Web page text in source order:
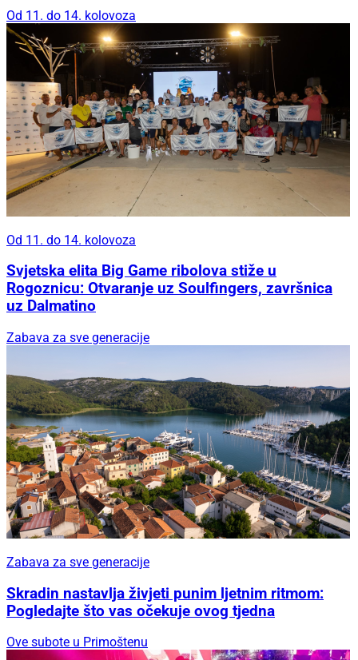
Od 11. do 14. kolovoza
Od 11. do 14. kolovoza
Svjetska elita Big Game ribolova stiže u
Rogoznicu: Otvaranje uz Soulfingers, završnica
uz Dalmatino
Zabava za sve generacije
Zabava za sve generacije
Skradin nastavlja živjeti punim ljetnim ritmom:
Pogledajte što vas očekuje ovog tjedna
Ove subote u Primoštenu